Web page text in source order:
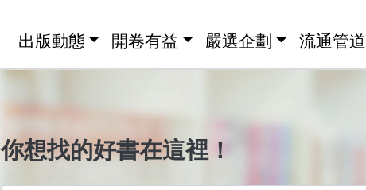
出版動態 開卷有益 嚴選企劃 流通管道
你想找的好書在這裡！